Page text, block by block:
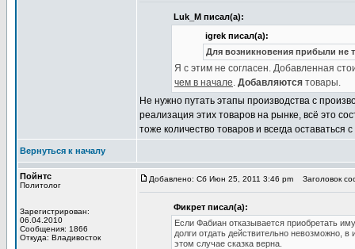
Luk_M писал(а):
igrek писал(а):
Для возникновения прибыли не
Я с этим не согласен. Добавленная
чем в начале. Добавляются товары.
Не нужно путать этапы производства с
реализация этих товаров на рынке, всё это
тоже количество товаров и всегда
Вернуться к началу
Пойнтс
Политолог
Зарегистрирован:
06.04.2010
Сообщения: 1866
Откуда: Владивосток
Добавлено: Сб Июн 25, 2011 3:46 pm Заголовок
Фикрет писал(а):
Если Фабиан отказывается приобретать
долги отдать действительно невозможно,
этом случае сказка верна.